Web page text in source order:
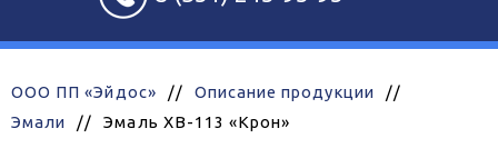
ООО ПП «Эйдос» // Описание продукции
//
Эмали
// Эмаль ХВ-113 «Крон»